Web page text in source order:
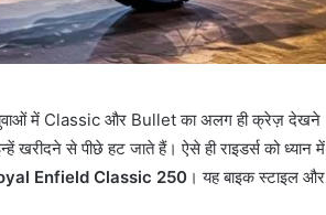
युवाओं में Classic और Bullet का अलग ही क्रेज़ देखने
खरीदने से पीछे हट जाते हैं। ऐसे ही राइडर्स को ध्यान में
Enfield Classic 250 । यह बाइक स्टाइल और